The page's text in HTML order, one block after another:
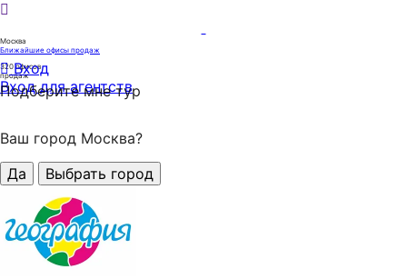
Москва
Ближайшие офисы продаж
320офисов
продаж
Вход
Вход для агентств
Подберите мне тур
Ваш город Москва?
Да
Выбрать город